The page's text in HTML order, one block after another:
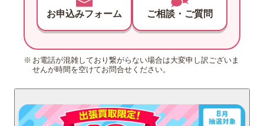
お申込みフォーム ご相談・ご質問
お電話が混雑しており繋がらない場合は大変申し訳ございま
せんが時間を空けてお問合せください。